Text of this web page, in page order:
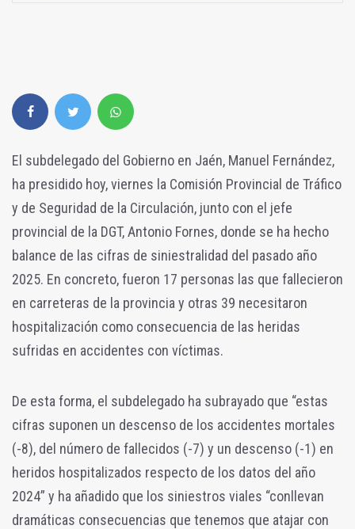
El subdelegado del Gobierno en Jaén, Manuel Fernández,
ha presidido hoy, viernes la Comisión Provincial de Tráfico
y de Seguridad de la Circulación, junto con el jefe
provincial de la DGT, Antonio Fornes, donde se ha hecho
balance de las cifras de siniestralidad del pasado año
2025. En concreto, fueron 17 personas las que fallecieron
en carreteras de la provincia y otras 39 necesitaron
hospitalización como consecuencia de las heridas
sufridas en accidentes con víctimas.
De esta forma, el subdelegado ha subrayado que “estas
cifras suponen un descenso de los accidentes mortales
(-8), del número de fallecidos (-7) y un descenso (-1) en
heridos hospitalizados respecto de los datos del año
2024” y ha añadido que los siniestros viales “conllevan
dramáticas consecuencias que tenemos que atajar con